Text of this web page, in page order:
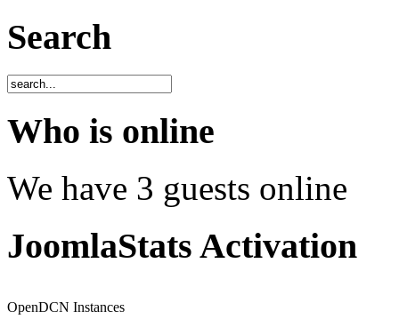
Search
Who is online
We have 3 guests online
JoomlaStats Activation
OpenDCN Instances